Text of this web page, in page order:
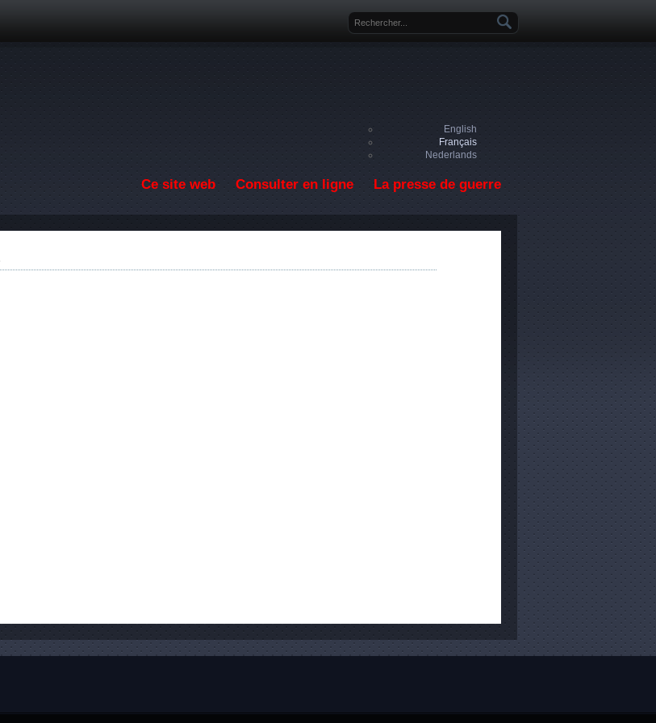
Formulaire de recherche
English
Français
Nederlands
Ce site web Consulter en ligne La presse de guerre